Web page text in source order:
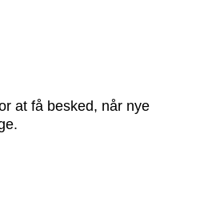
at få besked, når nye